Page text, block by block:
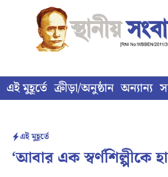
content
এই মুহূর্তে ক্রীড়া/অনুষ্ঠান অন্যান্য
এই মুহূর্তে
‘আবার এক স্বর্ণশিল্পীকে